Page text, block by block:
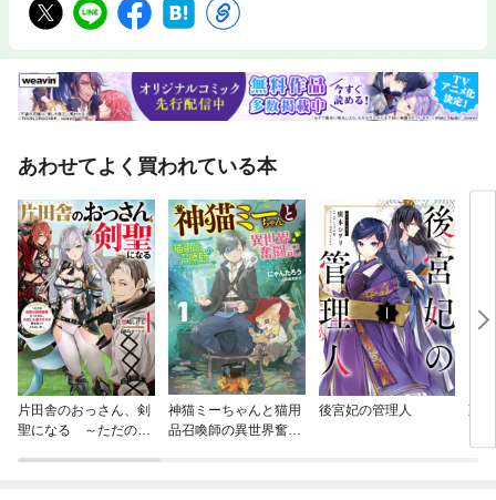
あわせてよく買われている本
片田舎のおっさん、剣
聖になる ～ただの田
神猫ミーちゃんと猫用
品召喚師の異世界奮闘
後宮妃の管理人 薬